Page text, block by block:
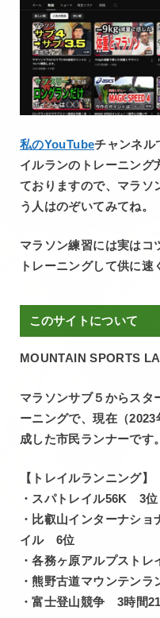
私のYouTubeチャンネル
イルランのトレーニング
ておりますので、マラソ
う人はのぞいてみてね。
マラソン練習には実はコ
トレーニングして供に速
このサイトについて
MOUNTAIN SPORTS
マラソンサブ５からスタ
ーニングで、現在（
成した市民ランナーです。
【トレイルランニング】
・スパトレイル56K 3位
・比叡山インターナシ
イル 6位
・各務ヶ原アルプスト
・熊野古道マウンテン
・富士登山競争 3時間